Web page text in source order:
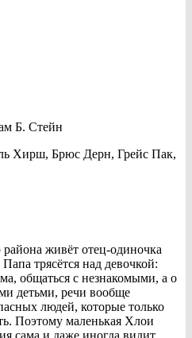
Б. Стейн
Хирш, Брюс Дерн, Грейс Пак,
живёт отец-одиночка
трясётся над девочкой:
общаться с незнакомыми, а о
детьми, речи вообще
людей, которые только
Поэтому маленькая Хлои
сама и даже иногда видит